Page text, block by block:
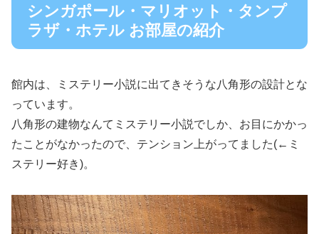
シンガポール・マリオット・タンプ
ラザ・ホテル お部屋の紹介
館内は、ミステリー小説に出てきそうな八角形の設計とな
っています。
八角形の建物なんてミステリー小説でしか、お目にかかっ
たことがなかったので、テンション上がってました(←ミ
ステリー好き)。